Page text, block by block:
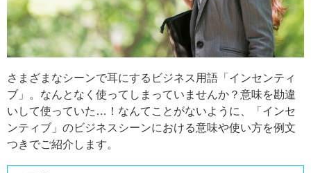
さまざまなシーンで耳にするビジネス用語「インセンティ
ブ」。なんとなく使ってしまっていませんか？意味を勘違
いして使っていた…！なんてことがないように、「インセ
ンティブ」のビジネスシーンにおける意味や使い方を例文
つきでご紹介します。